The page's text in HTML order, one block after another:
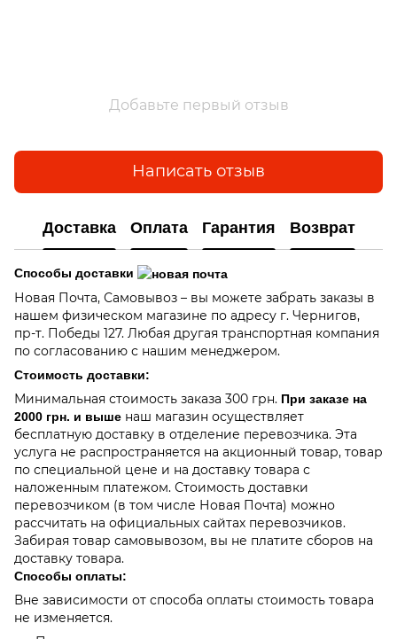
Добавьте первый отзыв
Написать отзыв
Доставка Оплата Гарантия Возврат
Способы доставки
Новая Почта, Самовывоз – вы можете забрать заказы в
нашем физическом магазине по адресу г. Чернигов,
пр-т. Победы 127. Любая другая транспортная компания
по согласованию с нашим менеджером.
Стоимость доставки:
Минимальная стоимость заказа 300 грн. При заказе на
2000 грн. и выше наш магазин осуществляет
бесплатную доставку в отделение перевозчика. Эта
услуга не распространяется на акционный товар, товар
по специальной цене и на доставку товара с
наложенным платежом. Стоимость доставки
перевозчиком (в том числе Новая Почта) можно
рассчитать на официальных сайтах перевозчиков.
Забирая товар самовывозом, вы не платите сборов на
доставку товара.
Способы оплаты:
Вне зависимости от способа оплаты стоимость товара
не изменяется.